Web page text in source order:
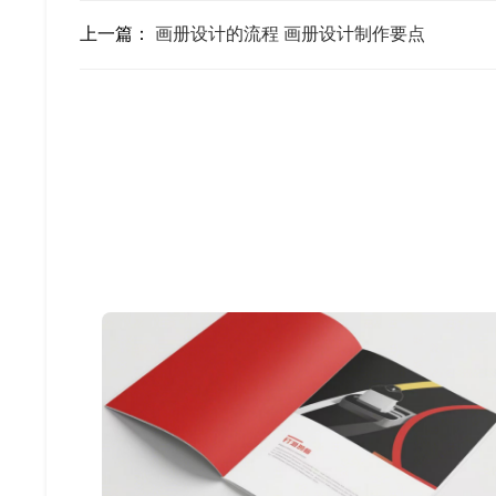
上一篇： 画册设计的流程 画册设计制作要点